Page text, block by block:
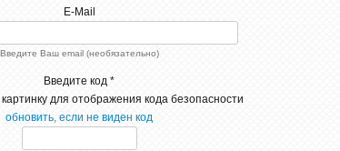
E-Mail
Введите Ваш email (необязательно)
Введите код *
обновить, если не виден код